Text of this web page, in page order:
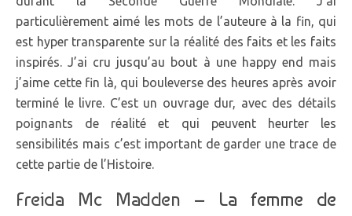
particulièrement aimé les mots de l’auteure à la fin, qui
est hyper transparente sur la réalité des faits et les faits
inspirés. J’ai cru jusqu’au bout à une happy end mais
j’aime cette fin là, qui bouleverse des heures après avoir
terminé le livre. C’est un ouvrage dur, avec des détails
poignants de réalité et qui peuvent heurter les
sensibilités mais c’est important de garder une trace de
cette partie de l’Histoire.
Freida Mc Madden – La femme de